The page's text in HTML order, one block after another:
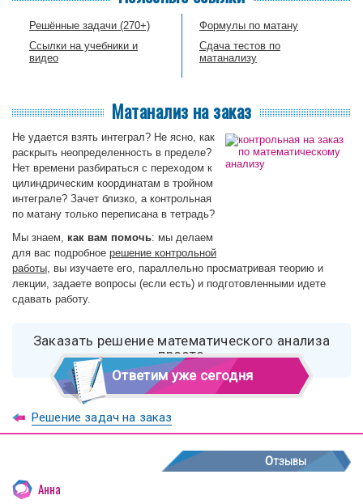
Решённые задачи (270+)
Ссылки на учебники и
видео
Формулы по матану
Сдача тестов по
матанализу
Матанализ на заказ
Не удается взять интеграл? Не ясно, как
раскрыть неопределенность в пределе?
Нет времени разбираться с переходом к
цилиндрическим координатам в тройном
интеграле? Зачет близко, а контрольная
по матану только переписана в тетрадь?
Мы знаем, как вам помочь: мы делаем
для вас подробное решение контрольной
работы , вы изучаете его, параллельно просматривая теорию и
лекции, задаете вопросы (если есть) и подготовленными идете
сдавать работу.
Заказать решение математического анализа
просто
Ответим уже сегодня
Решение задач на заказ
Отзывы
Анна